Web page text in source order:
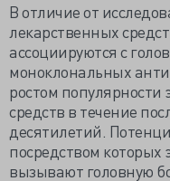
В отличие от
лекарственных
ассоциируются с
моноклональных
ростом популярности
средств в течение
десятилетий.
посредством
вызывают головную